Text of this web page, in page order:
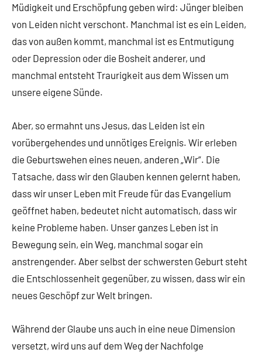
Müdigkeit und Erschöpfung geben wird: Jünger bleiben
von Leiden nicht verschont. Manchmal ist es ein Leiden,
das von außen kommt, manchmal ist es Entmutigung
oder Depression oder die Bosheit anderer, und
manchmal entsteht Traurigkeit aus dem Wissen um
unsere eigene Sünde.
Aber, so ermahnt uns Jesus, das Leiden ist ein
vorübergehendes und unnötiges Ereignis. Wir erleben
die Geburtswehen eines neuen, anderen „Wir“. Die
Tatsache, dass wir den Glauben kennen gelernt haben,
dass wir unser Leben mit Freude für das Evangelium
geöffnet haben, bedeutet nicht automatisch, dass wir
keine Probleme haben. Unser ganzes Leben ist in
Bewegung sein, ein Weg, manchmal sogar ein
anstrengender. Aber selbst der schwersten Geburt steht
die Entschlossenheit gegenüber, zu wissen, dass wir ein
neues Geschöpf zur Welt bringen.
Während der Glaube uns auch in eine neue Dimension
versetzt, wird uns auf dem Weg der Nachfolge